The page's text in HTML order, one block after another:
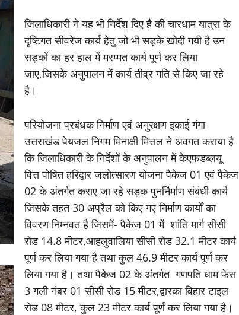
जिलाधिकारी ने यह भी निर्देश दिए है की चारधाम यात्रा के
दृष्टिगत सीवरेज कार्य हेतु जो भी सड़के खोदी गयी है उन
सड़कों का हर हाल में मरम्मत कार्य पूर्ण कर लिया
जाए,जिसके अनुपालन में कार्य तीव्र गति से किए जा रहे
है।
परियोजना प्रबंधक निर्माण एवं अनुरक्षण इकाई गंगा
उत्तराखंड पेयजल निगम मिनाक्षी मित्तल ने अवगत कराया है
कि जिलाधिकारी के निर्देशों के अनुपालन में केएफडब्लयू
वित्त पोषित हरिद्वार जलोत्सारण योजना पैकेज 01 एवं पैकेज
02 के अंतर्गत कराए जा रहे सड़क पुनर्निर्माण संबंधी कार्य
जिसके तहत 30 अप्रैल को किए गए निर्माण कार्यों का
विवरण निम्नवत है जिसमें- पैकेज 01 में शांति मार्ग सीसी
रोड 14.8 मीटर,आहलुवालिया सीसी रोड 32.1 मीटर कार्य
पूर्ण कर लिया गया है तथा कुल 46.9 मीटर कार्य पूर्ण कर
लिया गया है। तथा पैकेज 02 के अंतर्गत गणपति धाम फेस
3 गली नंबर 01 सीसी रोड 15 मीटर,द्वारका विहार टाइल
रोड 08 मीटर, कुल 23 मीटर कार्य पूर्ण कर लिया गया है।